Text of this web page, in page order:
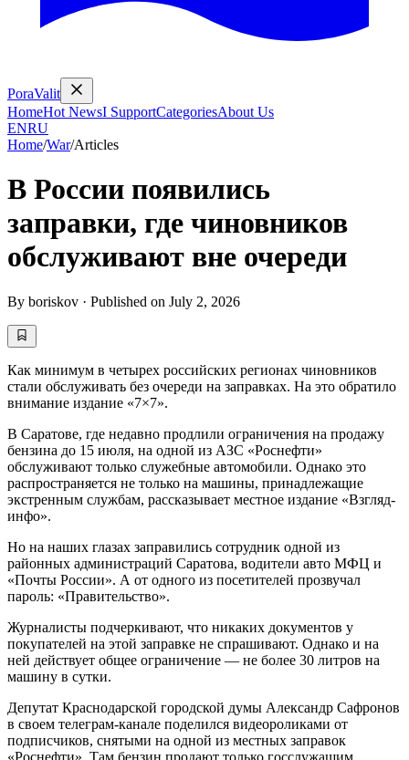
PoraValit
HomeHot NewsI SupportCategoriesAbout Us
ENRU
Home/War/Articles
В России появились
заправки, где чиновников
обслуживают вне очереди
By boriskov · Published on July 2, 2026
Как минимум в четырех российских регионах чиновников
стали обслуживать без очереди на заправках. На это обратило
внимание издание «7×7».
В Саратове, где недавно продлили ограничения на продажу
бензина до 15 июля, на одной из АЗС «Роснефти»
обслуживают только служебные автомобили. Однако это
распространяется не только на машины, принадлежащие
экстренным службам, рассказывает местное издание «Взгляд-
инфо».
Но на наших глазах заправились сотрудник одной из
районных администраций Саратова, водители авто МФЦ и
«Почты России». А от одного из посетителей прозвучал
пароль: «Правительство».
Журналисты подчеркивают, что никаких документов у
покупателей на этой заправке не спрашивают. Однако и на
ней действует общее ограничение — не более 30 литров на
машину в сутки.
Депутат Краснодарской городской думы Александр Сафронов
в своем телеграм-канале поделился видеороликами от
подписчиков, снятыми на одной из местных заправок
«Роснефти». Там бензин продают только госслужащим,